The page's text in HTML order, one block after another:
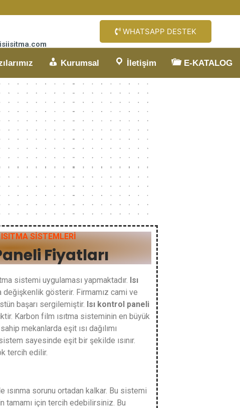
WHATSAPP DESTEK
Kurumsal İletişim E-KATALOG
SİSTEMLERİ
Fiyatları
sistemi uygulaması yapmaktadır. Isı
değişkenlik gösterir. Firmamız cami ve
başarı sergilemiştir. Isı kontrol paneli
Karbon film ısıtma sisteminin en büyük
mekanlarda eşit ısı dağılımı
sayesinde eşit bir şekilde ısınır.
tercih edilir.
sorunu ortadan kalkar. Bu sistemi
için tercih edebilirsiniz. Bu